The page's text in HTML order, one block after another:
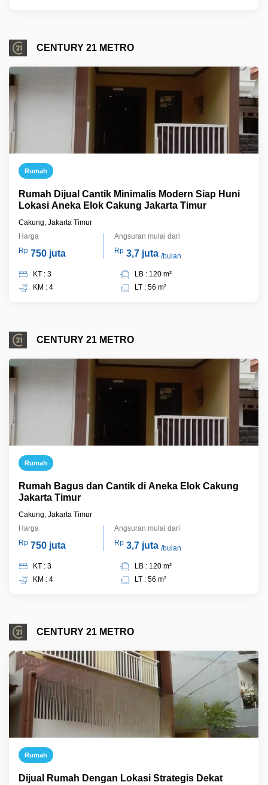
CENTURY 21 METRO
Rumah
Rumah Dijual Cantik Minimalis Modern Siap Huni
Lokasi Aneka Elok Cakung Jakarta Timur
Cakung, Jakarta Timur
Harga
Rp 750 juta
Angsuran mulai dari
Rp 3,7 juta /bulan
KT : 3
KM : 4
LB : 120 m²
LT : 56 m²
CENTURY 21 METRO
Rumah
Rumah Bagus dan Cantik di Aneka Elok Cakung
Jakarta Timur
Cakung, Jakarta Timur
Harga
Rp 750 juta
Angsuran mulai dari
Rp 3,7 juta /bulan
KT : 3
KM : 4
LB : 120 m²
LT : 56 m²
CENTURY 21 METRO
Rumah
Dijual Rumah Dengan Lokasi Strategis Dekat